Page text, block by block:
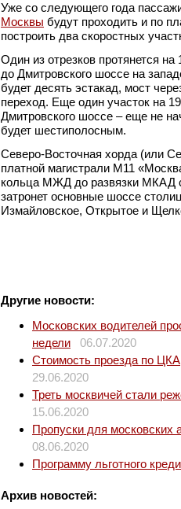
Уже со следующего года
Москвы будут проходить и по
построить два скоростных
Один из отрезков протянется
до Дмитровского шоссе на
будет десять эстакад, мост
переход. Еще один участок на
Дмитровского шоссе – еще не
будет шестиполосным.
Северо-Восточная хорда (или
платной магистрали М11
кольца МЖД до развязки МКАД
затронет основные шоссе
Измайловское, Открытое и
Другие новости:
Московских водителей
недели
06.07.2020
Стоимость проезда по
29.06.2020
Треть москвичей стали
15.06.2020
Пропуски для московских
08.06.2020
Программу льготного
Архив новостей: